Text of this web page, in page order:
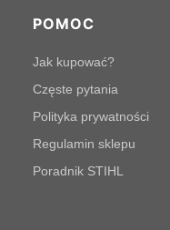
POMOC
Jak kupować?
Częste pytania
Polityka prywatności
Regulamin sklepu
Poradnik STIHL